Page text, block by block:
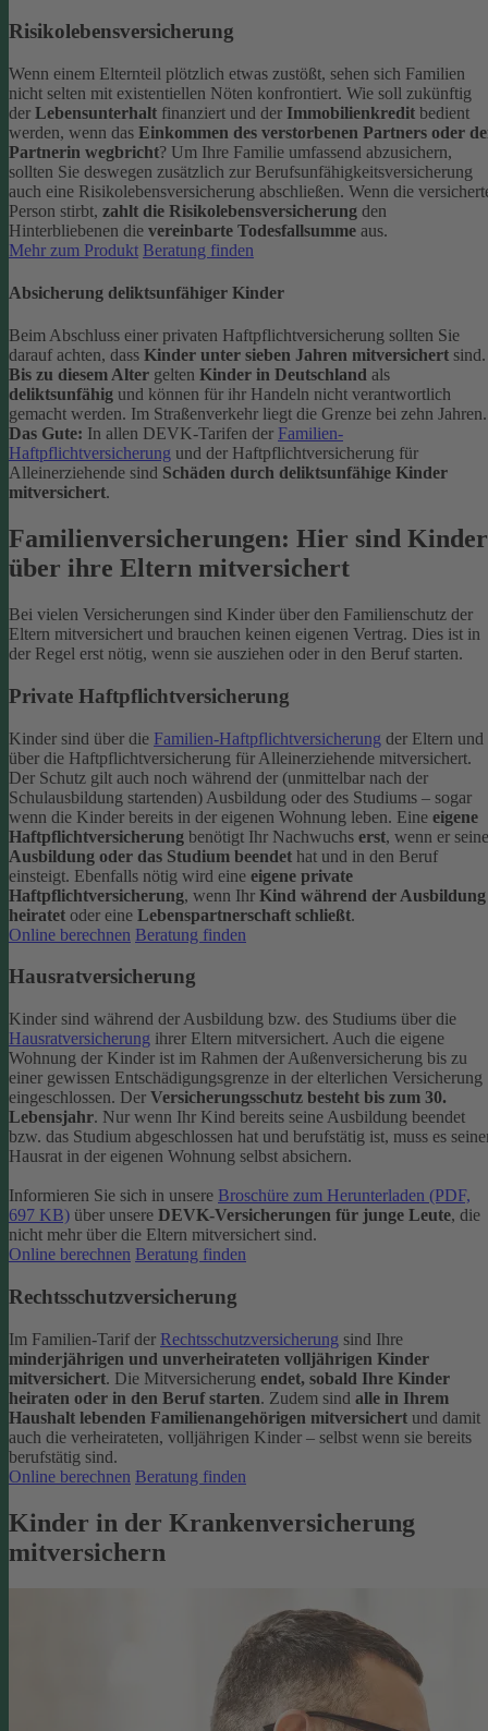
Risikolebensversicherung
Wenn einem Elternteil plötzlich etwas zustößt, sehen sich Familien
nicht selten mit existentiellen Nöten konfrontiert. Wie soll zukünftig
der Lebensunterhalt finanziert und der Immobilienkredit bedient
werden, wenn das Einkommen des verstorbenen Partners oder
Partnerin wegbricht? Um Ihre Familie umfassend abzusichern,
sollten Sie deswegen zusätzlich zur Berufsunfähigkeitsversicherung
auch eine Risikolebensversicherung abschließen. Wenn die
Person stirbt, zahlt die Risikolebensversicherung den
Hinterbliebenen die vereinbarte Todesfallsumme aus.
Mehr zum Produkt Beratung finden
Absicherung deliktsunfähiger Kinder
Beim Abschluss einer privaten Haftpflichtversicherung sollten Sie
darauf achten, dass Kinder unter sieben Jahren mitversichert sind.
Bis zu diesem Alter gelten Kinder in Deutschland als
deliktsunfähig und können für ihr Handeln nicht verantwortlich
gemacht werden. Im Straßenverkehr liegt die Grenze bei zehn Jahren.
Das Gute: In allen DEVK-Tarifen der Familien-
Haftpflichtversicherung und der Haftpflichtversicherung für
Alleinerziehende sind Schäden durch deliktsunfähige Kinder
mitversichert.
Familienversicherungen: Hier sind Kinder
über ihre Eltern mitversichert
Bei vielen Versicherungen sind Kinder über den Familienschutz der
Eltern mitversichert und brauchen keinen eigenen Vertrag. Dies ist in
der Regel erst nötig, wenn sie ausziehen oder in den Beruf starten.
Private Haftpflichtversicherung
Kinder sind über die Familien-Haftpflichtversicherung der Eltern und
über die Haftpflichtversicherung für Alleinerziehende mitversichert.
Der Schutz gilt auch noch während der (unmittelbar nach der
Schulausbildung startenden) Ausbildung oder des Studiums – sogar
wenn die Kinder bereits in der eigenen Wohnung leben. Eine eigene
Haftpflichtversicherung benötigt Ihr Nachwuchs erst, wenn er seine
Ausbildung oder das Studium beendet hat und in den Beruf
einsteigt. Ebenfalls nötig wird eine eigene private
Haftpflichtversicherung, wenn Ihr Kind während der Ausbildung
heiratet oder eine Lebenspartnerschaft schließt.
Online berechnen Beratung finden
Hausratversicherung
Kinder sind während der Ausbildung bzw. des Studiums über die
Hausratversicherung ihrer Eltern mitversichert. Auch die eigene
Wohnung der Kinder ist im Rahmen der Außenversicherung bis zu
einer gewissen Entschädigungsgrenze in der elterlichen Versicherung
eingeschlossen. Der Versicherungsschutz besteht bis zum 30.
Lebensjahr. Nur wenn Ihr Kind bereits seine Ausbildung beendet
bzw. das Studium abgeschlossen hat und berufstätig ist, muss es
Hausrat in der eigenen Wohnung selbst absichern.
Informieren Sie sich in unsere Broschüre zum Herunterladen (PDF,
697 KB) über unsere DEVK-Versicherungen für junge Leute, die
nicht mehr über die Eltern mitversichert sind.
Online berechnen Beratung finden
Rechtsschutzversicherung
Im Familien-Tarif der Rechtsschutzversicherung sind Ihre
minderjährigen und unverheirateten volljährigen Kinder
mitversichert. Die Mitversicherung endet, sobald Ihre Kinder
heiraten oder in den Beruf starten. Zudem sind alle in Ihrem
Haushalt lebenden Familienangehörigen mitversichert und damit
auch die verheirateten, volljährigen Kinder – selbst wenn sie bereits
berufstätig sind.
Online berechnen Beratung finden
Kinder in der Krankenversicherung
mitversichern